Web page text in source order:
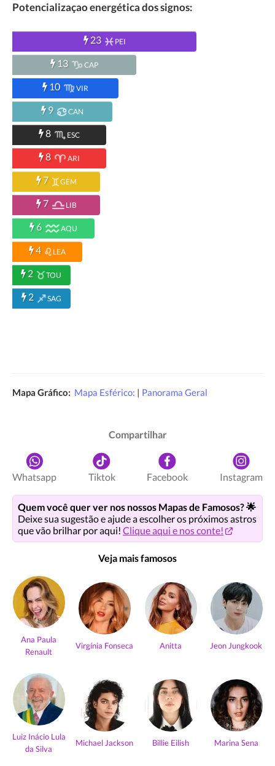
Potencializaçao energética dos signos:
23 PEI
13 CAP
10 VIR
9 CAN
8 ESC
8 ARI
7 GEM
7 LIB
6 AQU
4 LEA
2 TOU
2 SAG
Mapa Gráfico: Mapa Esférico: | Panorama Geral
Compartilhar
Whatsapp Tiktok Facebook Instagram
Quem você quer ver nos nossos Mapas de Famosos? 🌟
Deixe sua sugestão e ajude a escolher os próximos astros
que vão brilhar por aqui! Clique aqui e nos conte!
Veja mais famosos
Ana Paula
Renault
Virgínia Fonseca Anitta Jeon Jungkook
Luiz Inácio Lula
da Silva
Michael Jackson Billie Eilish Marina Sena